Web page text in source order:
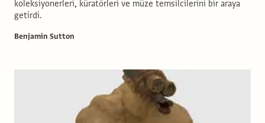
koleksiyonerleri, küratörleri ve müze temsilcilerini bir araya
getirdi.
Benjamin Sutton